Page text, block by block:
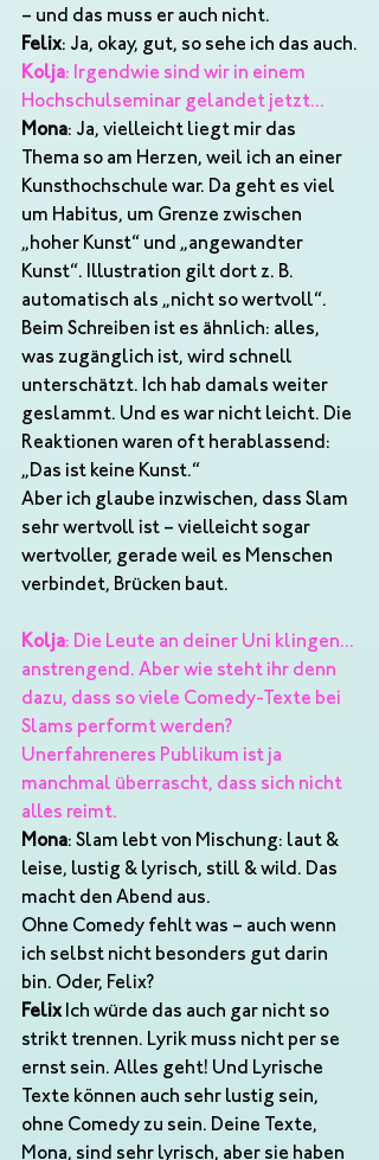
– und das muss er auch nicht.
Felix: Ja, okay, gut, so sehe ich das auch.
Kolja: Irgendwie sind wir in einem
Hochschulseminar gelandet jetzt...
Mona: Ja, vielleicht liegt mir das
Thema so am Herzen, weil ich an einer
Kunsthochschule war. Da geht es viel
um Habitus, um Grenze zwischen
„hoher Kunst“ und „angewandter
Kunst“. Illustration gilt dort z. B.
automatisch als „nicht so wertvoll“.
Beim Schreiben ist es ähnlich: alles,
was zugänglich ist, wird schnell
unterschätzt. Ich hab damals weiter
geslammt. Und es war nicht leicht. Die
Reaktionen waren oft herablassend:
„Das ist keine Kunst.“
Aber ich glaube inzwischen, dass Slam
sehr wertvoll ist – vielleicht sogar
wertvoller, gerade weil es Menschen
verbindet, Brücken baut.
Kolja: Die Leute an deiner Uni klingen...
anstrengend. Aber wie steht ihr denn
dazu, dass so viele Comedy-Texte bei
Slams performt werden?
Unerfahreneres Publikum ist ja
manchmal überrascht, dass sich nicht
alles reimt.
Mona: Slam lebt von Mischung: laut &
leise, lustig & lyrisch, still & wild. Das
macht den Abend aus.
Ohne Comedy fehlt was – auch wenn
ich selbst nicht besonders gut darin
bin. Oder, Felix?
Felix Ich würde das auch gar nicht so
strikt trennen. Lyrik muss nicht per se
ernst sein. Alles geht! Und Lyrische
Texte können auch sehr lustig sein,
ohne Comedy zu sein. Deine Texte,
Mona, sind sehr lyrisch, aber sie haben